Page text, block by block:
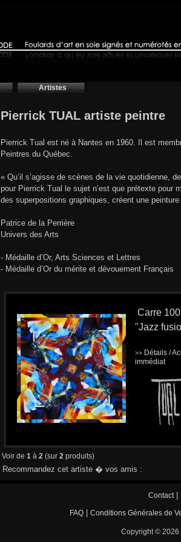
Artistes
Pierrick TUAL artiste peintre
Pierrick Tual est né à Nantes en 1960. Il est
Peintres du Québec.
« Qu’il s’agisse de scènes de la vie quotidienne,
pour Pierrick Tual le sujet n’est que prétexte pour
des superpositions graphiques, créent une
Patrice de la Perrière
Univers des Arts
- Médaille d’Or, Arts Sciences et Lettres
- Médaille d’Or du mérite et dévouement Français
Carre
"Jazz
>> Détails /
immédiat
Voir de 1 à 2 (sur 2 produits)
Recommandez cet artiste � vos amis :
Contact|
FAQ Conditions Générales de
Copyright © 2026